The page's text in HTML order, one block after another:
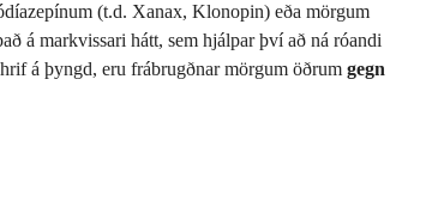
(t.d. Xanax, Klonopin) eða mörgum
á markvissari hátt, sem hjálpar því að ná róandi
á þyngd, eru frábrugðnar mörgum öðrum gegn